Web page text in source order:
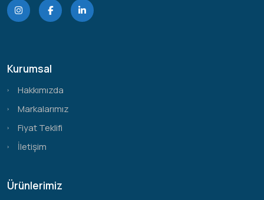
Kurumsal
Hakkımızda
Markalarımız
Fiyat Teklifi
İletişim
Ürünlerimiz